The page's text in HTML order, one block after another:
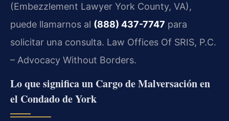
(Embezzlement Lawyer York County, VA),
puede llamarnos al (888) 437-7747 para
solicitar una consulta. Law Offices Of SRIS, P.C.
– Advocacy Without Borders.
Lo que significa un Cargo de Malversación en
el Condado de York